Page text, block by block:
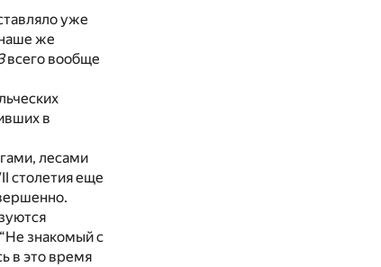
уже
же
всего вообще
в
лесами
столетия еще
знакомый с
в это время